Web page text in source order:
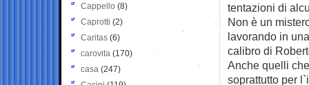
tentazioni di
Non è un
lavorando in
calibro di
Anche quelli
soprattutto per
Cappello (8)
Caprotti (2)
Caritas (6)
carovita (170)
casa (247)